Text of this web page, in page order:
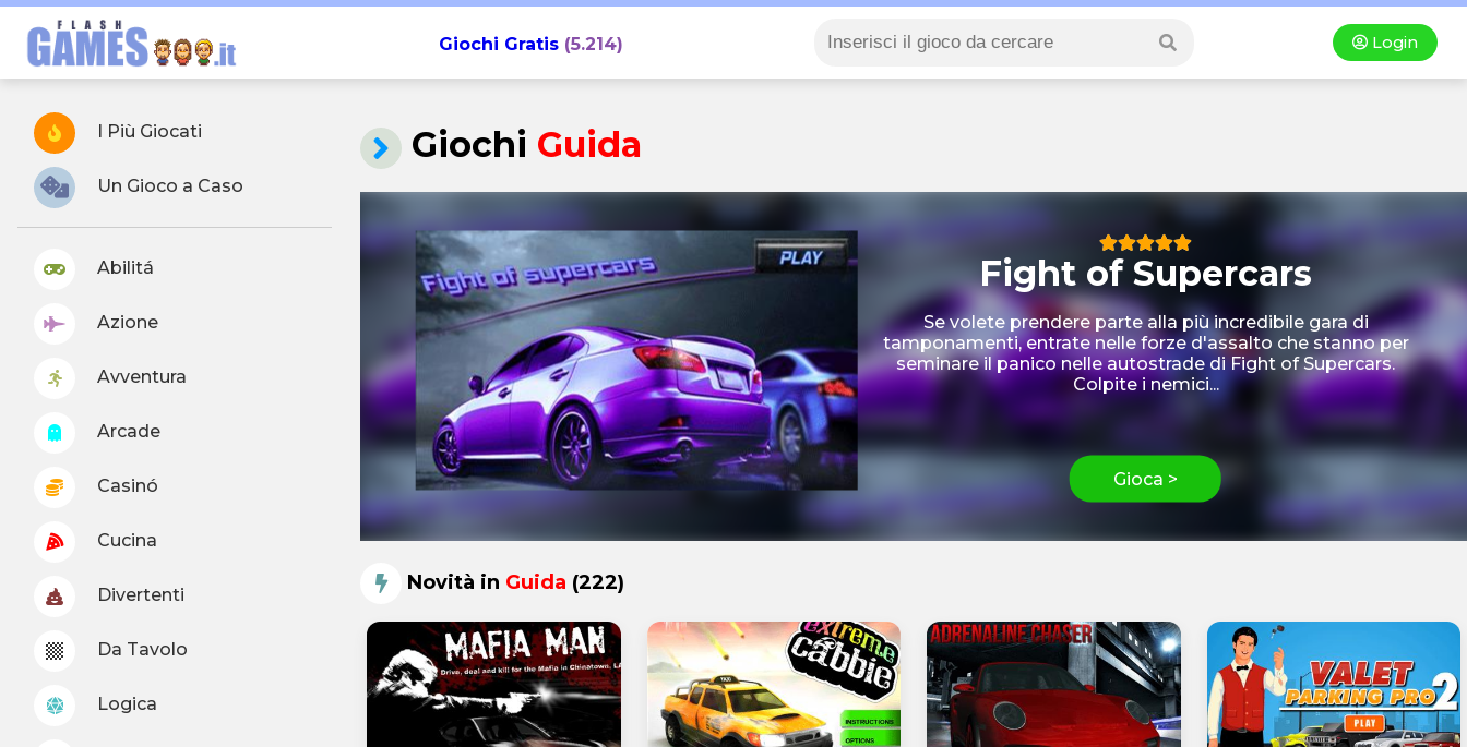
Giochi Gratis(5.214) Login
I Più Giocati
Un Gioco a Caso
Abilitá
Azione
Avventura
Arcade
Casinó
Cucina
Divertenti
Da Tavolo
Logica
Giochi Guida
Fight of Supercars
Se volete prendere parte alla più incredibile gara di
tamponamenti, entrate nelle forze d'assalto che stanno per
seminare il panico nelle autostrade di Fight of Supercars.
Colpite i nemici...
Gioca >
Novità in Guida (222)